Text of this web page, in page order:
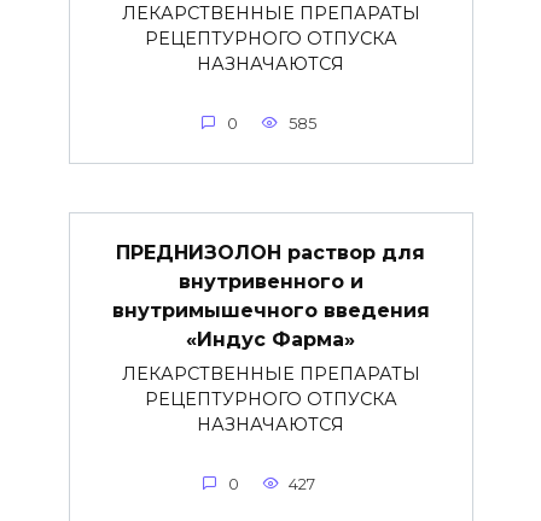
ЛЕКАРСТВЕННЫЕ ПРЕПАРАТЫ
РЕЦЕПТУРНОГО ОТПУСКА
НАЗНАЧАЮТСЯ
0 585
ПРЕДНИЗОЛОН раствор для
внутривенного и
внутримышечного введения
«Индус Фарма»
ЛЕКАРСТВЕННЫЕ ПРЕПАРАТЫ
РЕЦЕПТУРНОГО ОТПУСКА
НАЗНАЧАЮТСЯ
0 427